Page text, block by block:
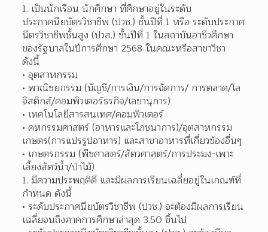
เป็นนักเรือน นักศึกษา ที่ศึกษาอยู่ในระดับ
ประกาศนียบัตรวิชาชีพ (ปวช.) ชั้นปีที่ 1 หรือ ระดับประกาศ
นีตรวิชาชีพชั้นสูง (ปวส.) ชั้นปีที่ 1 ในสถาบันอาชีวศึกษา
ของรัฐบาลในปีการศึกษา 2568 ในคณะหรือสาขาวิชา
ดังนี้
อุตสาหกรรม
พาณิชยกรรม (บัญชี/การเงิน/การจัดการ/ การตลาด/โล
จิสติกส์/คอมพิวเตอร์ธรกิจ/เลขานุการ)
เทคโนโลยีสารสนเทศ/คอมพิวเตอร์
คหกรรมศาสตร์ (อาหารและโภชนาการ)/อุตสาหกรรม
เกษตร(การแปรรูปอาหาร) และสาขาอาหารที่เกี่ยวข้องอื่นๆ
เกษตรกรรม (พืชศาสตร์/สัตวศาสตร์/การประมง-เพาะ
เลี้ยงสัตว์น้ำ/ป่าไม้)
มีความประพฤติดี และมีผลการเรียนเฉลี่ยอยู่ในเกณฑ์ที่
กำหนด ดังนี้
ระดับประกาศนียบัตรวิชาชีพ (ปวช.) จะต้องมีผลการเรียน
เฉลี่ยจนถึงภาคการศึกษาล่าสุด 3.50 ขึ้นไป